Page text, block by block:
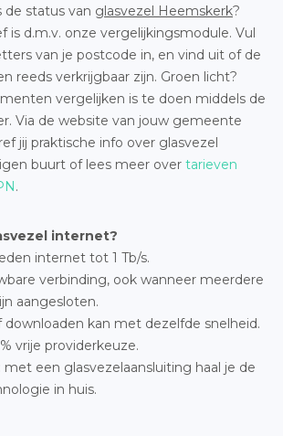
de status van glasvezel Heemskerk?
is d.m.v. onze vergelijkingsmodule. Vul
van je postcode in, en vind uit of de
reeds verkrijgbaar zijn. Groen licht?
vergelijken is te doen middels de
Via de website van jouw gemeente
jij praktische info over glasvezel
buurt of lees meer over tarieven
.
internet?
internet tot 1 Tb/s.
verbinding, ook wanneer meerdere
aangesloten.
downloaden kan met dezelfde snelheid.
vrije providerkeuze.
met een glasvezelaansluiting haal je de
in huis.